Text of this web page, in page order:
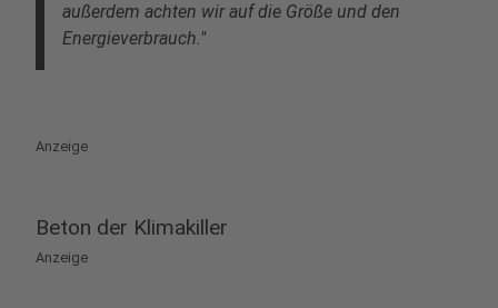
außerdem achten wir auf die Größe und den
Energieverbrauch."
Anzeige
Beton der Klimakiller
Anzeige